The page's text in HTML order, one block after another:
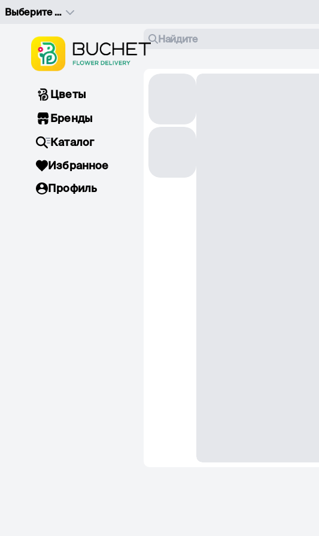
Выберите адрес доставки
Найдите
Цветы
Бренды
Каталог
Избранное
Профиль